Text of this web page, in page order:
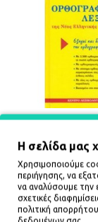
ΓΛΩΣΣΑΣ
Η σελίδα μας
Χρησιμοποιούμε
περιήγησης, να
να αναλύσουμε την
σχετικές
πολιτική απορρήτου